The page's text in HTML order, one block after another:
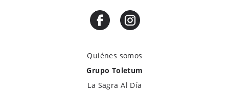
Quiénes somos
Grupo Toletum
La Sagra Al Día